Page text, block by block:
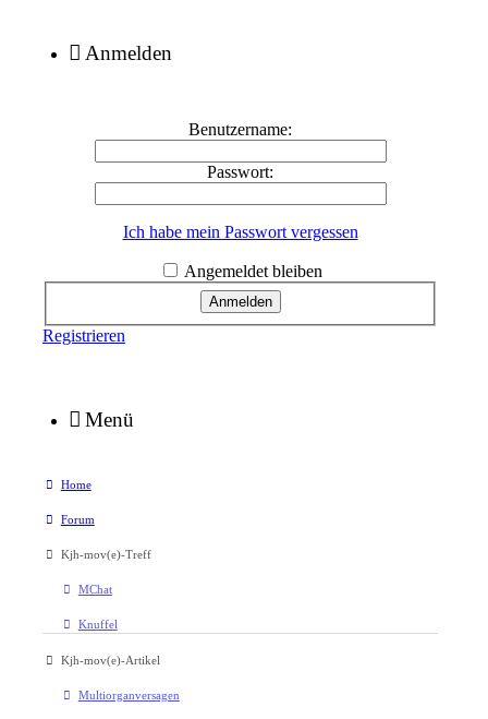
Anmelden
Benutzername:
Passwort:
Ich habe mein Passwort vergessen
Angemeldet bleiben
Registrieren
Menü
Home
Forum
Kjh-mov(e)-Treff
MChat
Knuffel
Kjh-mov(e)-Artikel
Multiorganversagen